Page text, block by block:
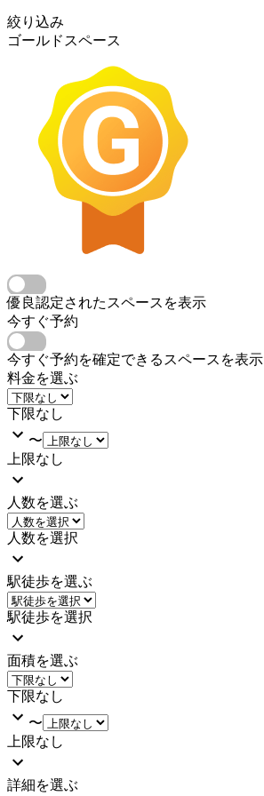
絞り込み
ゴールドスペース
優良認定されたスペースを表示
今すぐ予約
今すぐ予約を確定できるスペースを表示
料金を選ぶ
下限なし
〜
上限なし
人数を選ぶ
人数を選択
駅徒歩を選ぶ
駅徒歩を選択
面積を選ぶ
下限なし
〜
上限なし
詳細を選ぶ